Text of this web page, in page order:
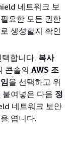
네트워크 보
요한 모든 권한
생성할지 확인
택합니다. 복사
콘솔의 AWS 조
을 선택하고 위
여넣은 다음 정
네트워크 보안
엽니다.